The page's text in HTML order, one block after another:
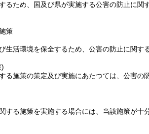
るため、国及び県が実施する公害の防止に
策
生活環境を保全するため、公害の防止に関
)
る施策の策定及び実施にあたつては、公害の
する施策を実施する場合には、当該施策が